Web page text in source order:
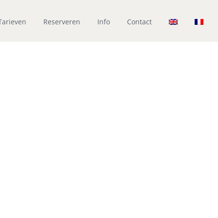
Reserveren Info Contact